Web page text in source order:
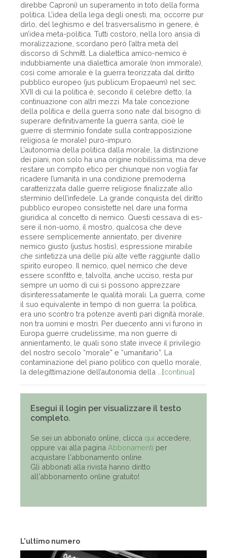
L'ultimo numero
direbbe Caproni) un superamento in toto della forma
politica. L’idea della lega degli onesti, ma, occorre pur
dirlo, del leghi­smo e del trasversalismo in genere, è
un’idea meta-politica. Tutti costoro, nella loro ansia di
moralizzazione, scordano però l’altra metà del
discorso di Schmitt. La dialettica amico-nemico è
indubbiamente una dialettica amorale (non im­morale),
così come amorale è la guerra teorizzata dal diritto
pubblico europeo (jus publicum Eropaeum) nel sec.
XVII di cui la politica è, secondo il celebre detto, la
continuazione con altri mezzi. Ma tale concezione
della politica e della guerra sono nate dal bisogno di
superare definitivamente la guerra santa, cioè le
guerre di sterminio fondate sulla con­trapposizione
religiosa (e morale) puro-impuro.
L’autonomia della politica dalla morale, la distinzione
dei piani, non solo ha una origine nobilissima, ma deve
restare un compito etico per chiunque non voglia far
ricadere l’umanità in una condizione premoderna
caratterizzata dalle guerre religiose finalizzate allo
sterminio dell’infedele. La grande con­quista del diritto
pubblico europeo consistette nel dare una forma
giuridica al concetto di nemico. Questi cessava di es­
sere il non-uomo, il mostro, qualcosa che deve
essere semplicemente annientato, per divenire
nemico giusto (justus hostis), espressione mirabile
che sintetizza una delle più alte vette raggiunte dallo
spirito europeo. Il nemico, quel nemico che deve
essere sconfitto e, talvolta, anche ucciso, resta pur
sempre un uomo di cui si possono apprezzare
disinteressatamente le qualità morali. La guerra, come
il suo equivalente in tempo di non guerra: la politica,
era uno scontro tra potenze aventi pari dignità morale,
non tra uomini e mostri. Per duecento anni vi furono in
Europa guerre crudelissime, ma non guerre di
annientamento, le quali sono state invece il privilegio
del nostro secolo “morale” e “umanitario”. La
contaminazione del piano politico con quello morale,
la delegittimazione dell’autonomia della ...[continua]
Esegui il login per visualizzare il testo
completo.
Se sei un abbonato online, clicca qui accedere,
oppure vai alla pagina Abbonamenti per
acquistare l'abbonamento online.
Gli abbonati alla rivista hanno diritto
all'abbonamento online gratuito!